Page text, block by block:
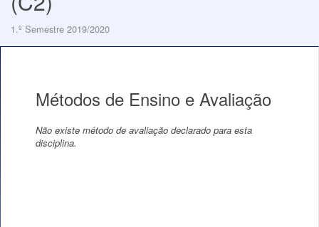
1.º Semestre 2019/2020
Métodos de Ensino e Avaliação
Não existe método de avaliação declarado para esta
disciplina.